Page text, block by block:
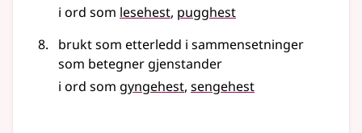
i ord som lesehest pugghest
brukt som etterledd i sammensetninger
som betegner gjenstander
i ord som gyngehest sengehest